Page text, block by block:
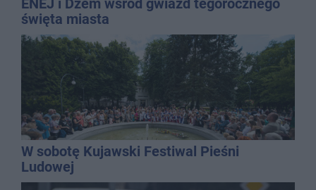
ENEJ i Dżem wśród gwiazd tegorocznego
święta miasta
W sobotę Kujawski Festiwal Pieśni
Ludowej